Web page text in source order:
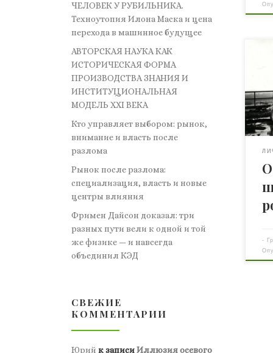
а
—
-
ЧЕЛОВЕК У РУБИЛЬНИКА.
Техноутопия Илона Маска и цена
перехода в машинное будущее
АВТОРСКАЯ НАУКА КАК
ИСТОРИЧЕСКАЯ ФОРМА
ПРОИЗВОДСТВА ЗНАНИЯ И
ИНСТИТУЦИОНАЛЬНАЯ
МОДЕЛЬ XXI ВЕКА
Кто управляет выбором: рынок,
внимание и власть после
разлома
Рынок после разлома:
специализация, власть и новые
центры влияния
Фримен Дайсон доказал: три
разных пути вели к одной и той
же физике — и навсегда
объединил КЭД
СВЕЖИЕ
КОММЕНТАРИИ
Юрий к записиИллюзия осевого